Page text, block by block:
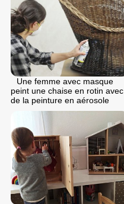
Une femme avec masque
peint une chaise en rotin avec
de la peinture en aérosole